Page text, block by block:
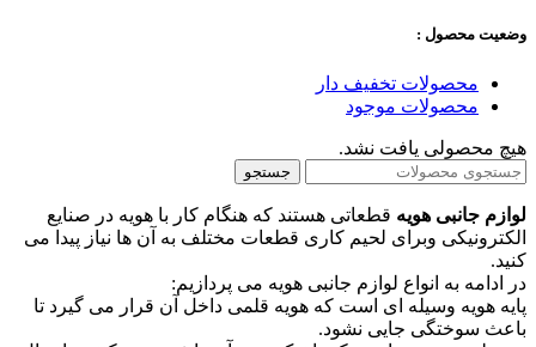
وضعیت محصول :
محصولات تخفیف دار
محصولات موجود
هیچ محصولی یافت نشد.
جستجو
لوازم جانبی هویه قطعاتی هستند که هنگام کار با هویه در صنایع
الکترونیکی وبرای لحیم کاری قطعات مختلف به آن ها نیاز پیدا می
کنید.
در ادامه به انواع لوازم جانبی هویه می پردازیم:
پایه هویه وسیله ای است که هویه قلمی داخل آن قرار می گیرد تا
باعث سوختگی جایی نشود.